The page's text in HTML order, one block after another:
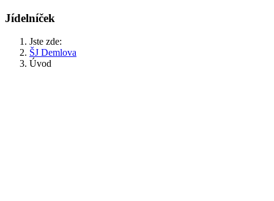
Jídelníček
Jste zde:
ŠJ Demlova
Úvod